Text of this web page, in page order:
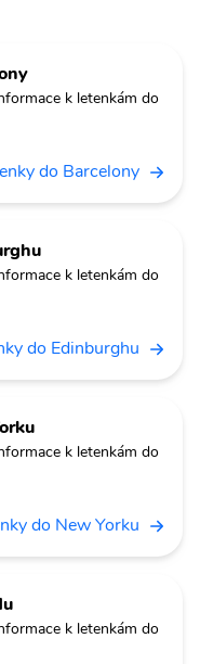
k letenkám do
do Barcelony
k letenkám do
do Edinburghu
k letenkám do
do New Yorku
k letenkám do